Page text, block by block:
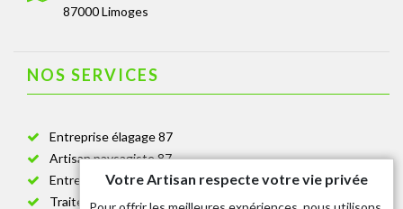
87000 Limoges
NOS SERVICES
Entreprise élagage 87
Artisan paysagiste 87
Entreprise de jardinage 87
Traitement anti-chenille 87
Votre Artisan respecte votre vie privée